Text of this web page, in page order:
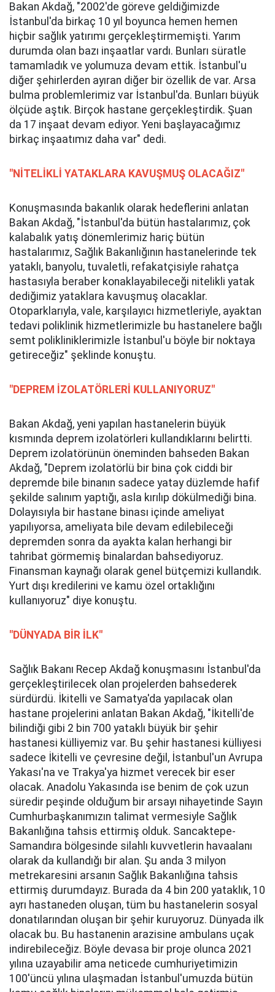
Bakan Akdağ, "2002'de göreve geldiğimizde
İstanbul'da birkaç 10 yıl boyunca hemen hemen
hiçbir sağlık yatırımı gerçekleştirmemişti. Yarım
durumda olan bazı inşaatlar vardı. Bunları süratle
tamamladık ve yolumuza devam ettik. İstanbul'u
diğer şehirlerden ayıran diğer bir özellik de var. Arsa
bulma problemlerimiz var İstanbul'da. Bunları büyük
ölçüde aştık. Birçok hastane gerçekleştirdik. Şuan
da 17 inşaat devam ediyor. Yeni başlayacağımız
birkaç inşaatımız daha var" dedi.
"NİTELİKLİ YATAKLARA KAVUŞMUŞ OLACAĞIZ"
Konuşmasında bakanlık olarak hedeflerini anlatan
Bakan Akdağ, "İstanbul'da bütün hastalarımız, çok
kalabalık yatış dönemlerimiz hariç bütün
hastalarımız, Sağlık Bakanlığının hastanelerinde tek
yataklı, banyolu, tuvaletli, refakatçisiyle rahatça
hastasıyla beraber konaklayabileceği nitelikli yatak
dediğimiz yataklara kavuşmuş olacaklar.
Otoparklarıyla, vale, karşılayıcı hizmetleriyle, ayaktan
tedavi poliklinik hizmetlerimizle bu hastanelere bağlı
semt polikliniklerimizle İstanbul'u böyle bir noktaya
getireceğiz" şeklinde konuştu.
"DEPREM İZOLATÖRLERİ KULLANIYORUZ"
Bakan Akdağ, yeni yapılan hastanelerin büyük
kısmında deprem izolatörleri kullandıklarını belirtti.
Deprem izolatörünün öneminden bahseden Bakan
Akdağ, "Deprem izolatörlü bir bina çok ciddi bir
depremde bile binanın sadece yatay düzlemde hafif
şekilde salınım yaptığı, asla kırılıp dökülmediği bina.
Dolayısıyla bir hastane binası içinde ameliyat
yapılıyorsa, ameliyata bile devam edilebileceği
depremden sonra da ayakta kalan herhangi bir
tahribat görmemiş binalardan bahsediyoruz.
Finansman kaynağı olarak genel bütçemizi kullandık.
Yurt dışı kredilerini ve kamu özel ortaklığını
kullanıyoruz" diye konuştu.
"DÜNYADA BİR İLK"
Sağlık Bakanı Recep Akdağ konuşmasını İstanbul'da
gerçekleştirilecek olan projelerden bahsederek
sürdürdü. İkitelli ve Samatya'da yapılacak olan
hastane projelerini anlatan Bakan Akdağ, "İkitelli'de
bilindiği gibi 2 bin 700 yataklı büyük bir şehir
hastanesi külliyemiz var. Bu şehir hastanesi külliyesi
sadece İkitelli ve çevresine değil, İstanbul'un Avrupa
Yakası'na ve Trakya'ya hizmet verecek bir eser
olacak. Anadolu Yakasında ise benim de çok uzun
süredir peşinde olduğum bir arsayı nihayetinde Sayın
Cumhurbaşkanımızın talimat vermesiyle Sağlık
Bakanlığına tahsis ettirmiş olduk. Sancaktepe-
Samandıra bölgesinde silahlı kuvvetlerin havaalanı
olarak da kullandığı bir alan. Şu anda 3 milyon
metrekaresini arsanın Sağlık Bakanlığına tahsis
ettirmiş durumdayız. Burada da 4 bin 200 yataklık, 10
ayrı hastaneden oluşan, tüm bu hastanelerin sosyal
donatılarından oluşan bir şehir kuruyoruz. Dünyada ilk
olacak bu. Bu hastanenin arazisine ambulans uçak
indirebileceğiz. Böyle devasa bir proje olunca 2021
yılına uzayabilir ama neticede cumhuriyetimizin
100'üncü yılına ulaşmadan İstanbul'umuzda bütün